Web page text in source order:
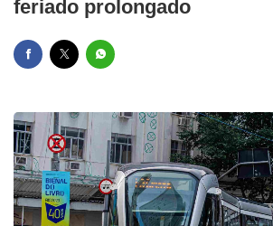
feriado prolongado